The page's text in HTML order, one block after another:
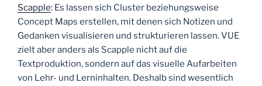
Scapple: Es lassen sich Cluster beziehungsweise
Concept Maps erstellen, mit denen sich Notizen und
Gedanken visualisieren und strukturieren lassen. VUE
zielt aber anders als Scapple nicht auf die
Textproduktion, sondern auf das visuelle Aufarbeiten
von Lehr- und Lerninhalten. Deshalb sind wesentlich